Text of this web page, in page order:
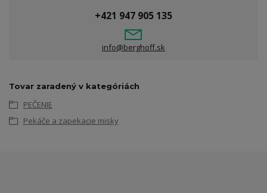
+421 947 905 135
info@berghoff.sk
Tovar zaradený v kategóriách
PEČENIE
Pekáče a zapekacie misky